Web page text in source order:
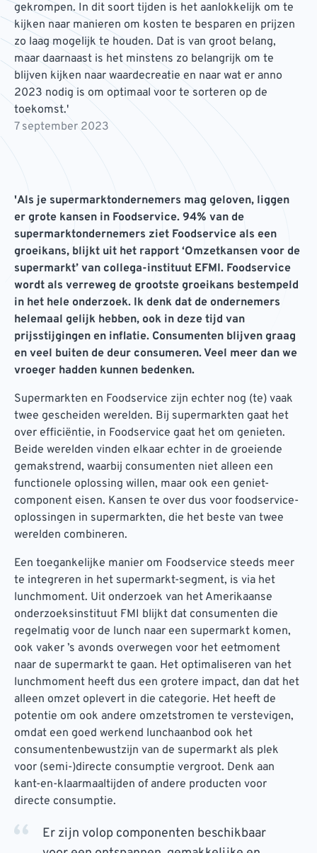
gekrompen. In dit soort tijden is het aanlokkelijk om te
kijken naar manieren om kosten te besparen en prijzen
zo laag mogelijk te houden. Dat is van groot belang,
maar daarnaast is het minstens zo belangrijk om te
blijven kijken naar waardecreatie en naar wat er anno
2023 nodig is om optimaal voor te sorteren op de
toekomst.'
7 september 2023
'Als je supermarktondernemers mag geloven, liggen
er grote kansen in Foodservice. 94% van de
supermarktondernemers ziet Foodservice als een
groeikans, blijkt uit het rapport ‘Omzetkansen voor de
supermarkt’ van collega-instituut EFMI. Foodservice
wordt als verreweg de grootste groeikans bestempeld
in het hele onderzoek. Ik denk dat de ondernemers
helemaal gelijk hebben, ook in deze tijd van
prijsstijgingen en inflatie. Consumenten blijven graag
en veel buiten de deur consumeren. Veel meer dan we
vroeger hadden kunnen bedenken.
Supermarkten en Foodservice zijn echter nog (te) vaak
twee gescheiden werelden. Bij supermarkten gaat het
over efficiëntie, in Foodservice gaat het om genieten.
Beide werelden vinden elkaar echter in de groeiende
gemakstrend, waarbij consumenten niet alleen een
functionele oplossing willen, maar ook een geniet-
component eisen. Kansen te over dus voor foodservice-
oplossingen in supermarkten, die het beste van twee
werelden combineren.
Een toegankelijke manier om Foodservice steeds meer
te integreren in het supermarkt-segment, is via het
lunchmoment. Uit onderzoek van het Amerikaanse
onderzoeksinstituut FMI blijkt dat consumenten die
regelmatig voor de lunch naar een supermarkt komen,
ook vaker ’s avonds overwegen voor het eetmoment
naar de supermarkt te gaan. Het optimaliseren van het
lunchmoment heeft dus een grotere impact, dan dat het
alleen omzet oplevert in die categorie. Het heeft de
potentie om ook andere omzetstromen te verstevigen,
omdat een goed werkend lunchaanbod ook het
consumentenbewustzijn van de supermarkt als plek
voor (semi-)directe consumptie vergroot. Denk aan
kant-en-klaarmaaltijden of andere producten voor
directe consumptie.
Er zijn volop componenten beschikbaar